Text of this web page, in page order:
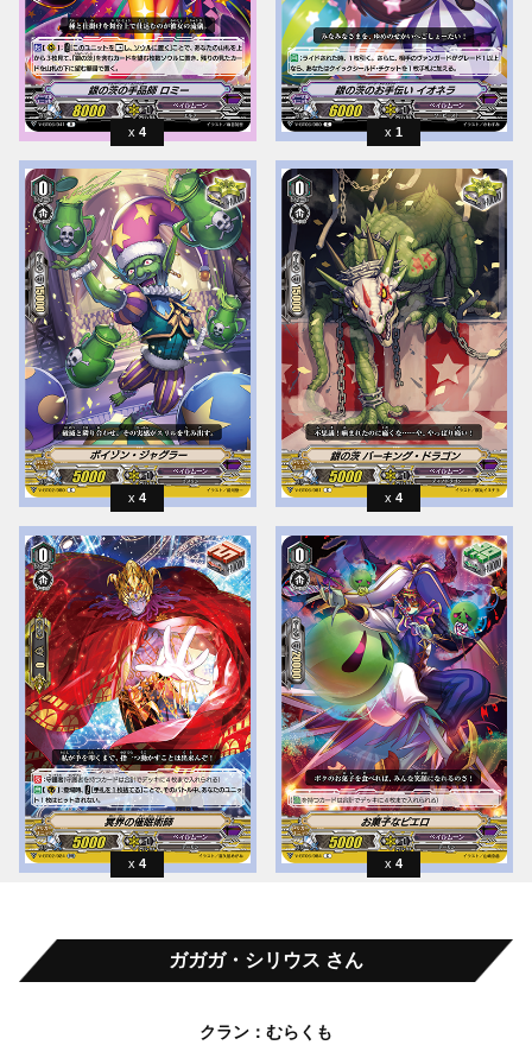
4 1
4 4
4 4
ガガガ・シリウス さん
クラン：むらくも